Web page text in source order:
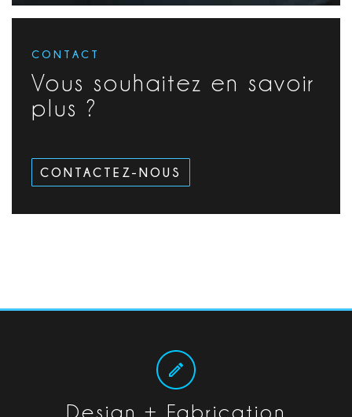
CONTACT
Vous souhaitez en savoir
plus ?
CONTACTEZ-NOUS
Design + Fabrication